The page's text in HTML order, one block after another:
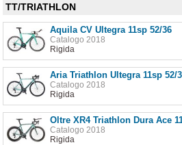
TT/TRIATHLON
Aquila CV Ultegra 11sp 52/36
Catalogo 2018
Rigida
Aria Triathlon Ultegra 11sp 52/
Catalogo 2018
Rigida
Oltre XR4 Triathlon Dura Ace
Catalogo 2018
Rigida